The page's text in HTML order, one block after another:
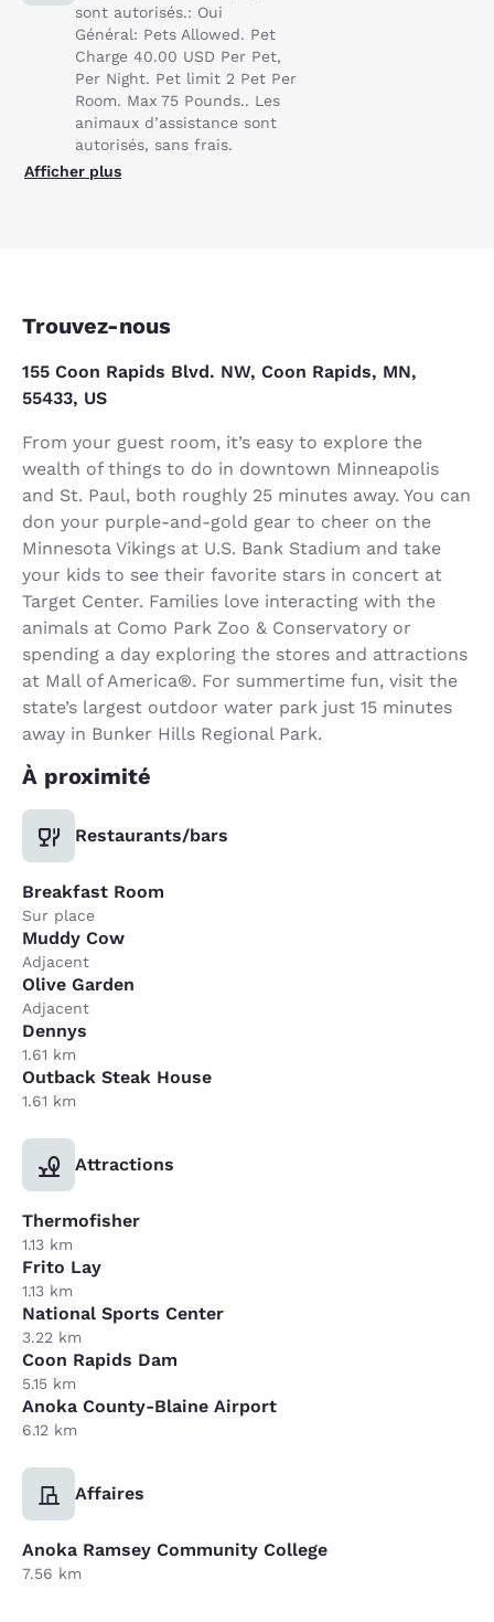
sont autorisés.: Oui
Général: Pets Allowed. Pet
Charge 40.00 USD Per Pet,
Per Night. Pet limit 2 Pet Per
Room. Max 75 Pounds.. Les
animaux d’assistance sont
autorisés, sans frais.
Afficher plus
Trouvez-nous
155 Coon Rapids Blvd. NW, Coon Rapids, MN,
55433, US
From your guest room, it’s easy to explore the
wealth of things to do in downtown Minneapolis
and St. Paul, both roughly 25 minutes away. You can
don your purple-and-gold gear to cheer on the
Minnesota Vikings at U.S. Bank Stadium and take
your kids to see their favorite stars in concert at
Target Center. Families love interacting with the
animals at Como Park Zoo & Conservatory or
spending a day exploring the stores and attractions
at Mall of America®. For summertime fun, visit the
state’s largest outdoor water park just 15 minutes
away in Bunker Hills Regional Park.
À proximité
Restaurants/bars
Breakfast Room
Sur place
Muddy Cow
Adjacent
Olive Garden
Adjacent
Dennys
1.61 km
Outback Steak House
1.61 km
Attractions
Thermofisher
1.13 km
Frito Lay
1.13 km
National Sports Center
3.22 km
Coon Rapids Dam
5.15 km
Anoka County-Blaine Airport
6.12 km
Affaires
Anoka Ramsey Community College
7.56 km